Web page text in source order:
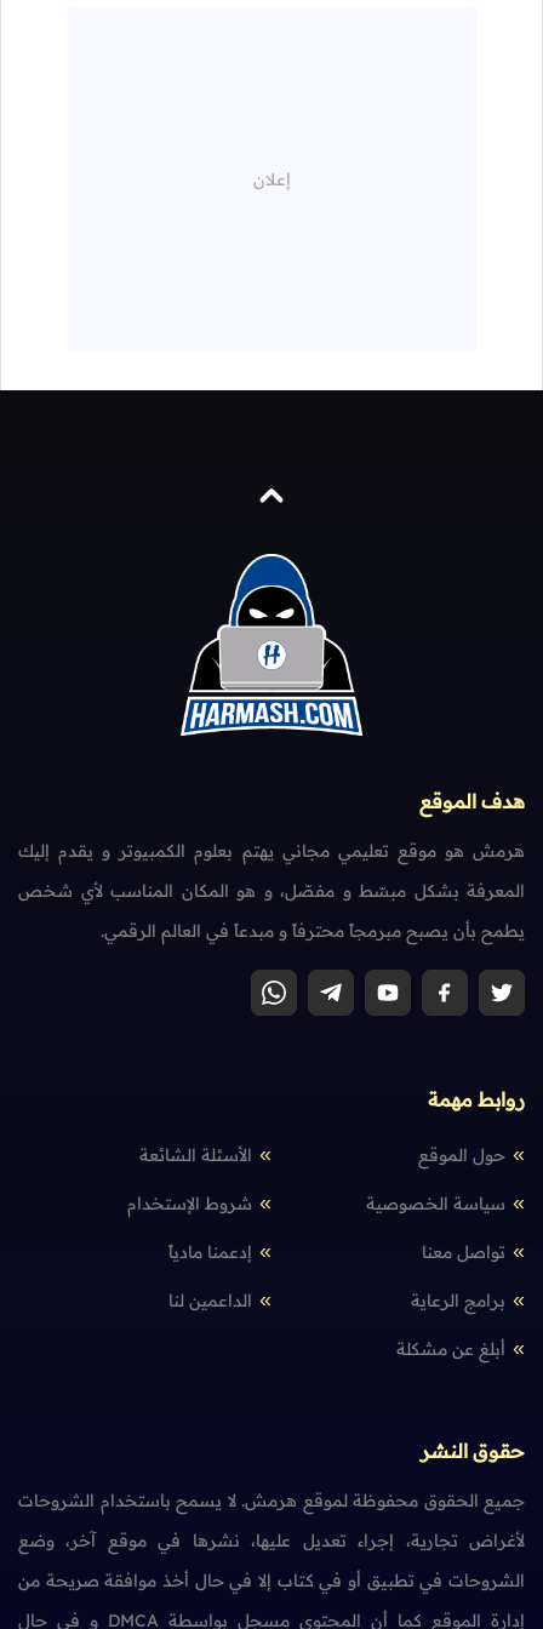
هدف الموقع
هرمش هو موقع تعليمي مجاني يهتم بعلوم الكمبيوتر و يقدم إليك
المعرفة بشكل مبسّط و مفصّل، و هو المكان المناسب لأي شخص
يطمح بأن يصبح مبرمجاً محترفاً و مبدعاً في العالم الرقمي.
روابط مهمة
حول الموقع الأسئلة الشائعة
سياسة الخصوصية شروط الإستخدام
تواصل معنا إدعمنا مادياً
برامج الرعاية الداعمين لنا
أبلغ عن مشكلة
حقوق النشر
جميع الحقوق محفوظة لموقع هرمش. لا يسمح باستخدام الشروحات
لأغراض تجارية، إجراء تعديل عليها، نشرها في موقع آخر، وضع
الشروحات في تطبيق أو في كتاب إلا في حال أخذ موافقة صريحة من
إدارة الموقع كما أن المحتوى مسجل بواسطة DMCA و في حال